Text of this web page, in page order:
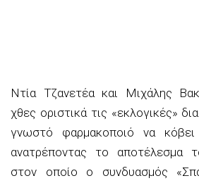
Ντία Τζανετέα και Μιχάλης
χθες οριστικά τις «εκλογικές»
γνωστό φαρμακοποιό να
ανατρέποντας το αποτέλεσμα
στον οποίο ο συνδυασμός